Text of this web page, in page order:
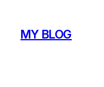
contentMY BLOG